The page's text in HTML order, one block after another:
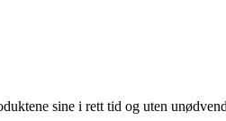
sine i rett tid og uten